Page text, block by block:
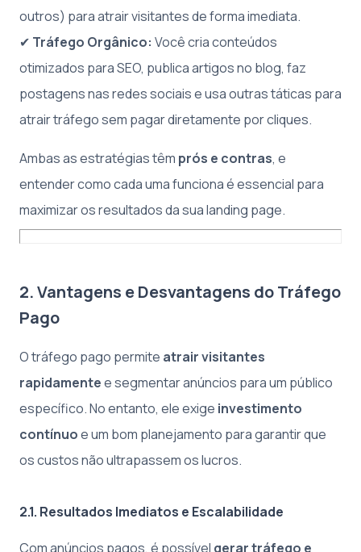
outros) para atrair visitantes de forma imediata.
✔ Tráfego Orgânico: Você cria conteúdos
otimizados para SEO, publica artigos no blog, faz
postagens nas redes sociais e usa outras táticas para
atrair tráfego sem pagar diretamente por cliques.
Ambas as estratégias têm prós e contras, e
entender como cada uma funciona é essencial para
maximizar os resultados da sua landing page.
2. Vantagens e Desvantagens do Tráfego
Pago
O tráfego pago permite atrair visitantes
rapidamentee segmentar anúncios para um público
específico. No entanto, ele exige investimento
contínuoe um bom planejamento para garantir que
os custos não ultrapassem os lucros.
2.1. Resultados Imediatos e Escalabilidade
Com anúncios pagos, é possível gerar tráfego e